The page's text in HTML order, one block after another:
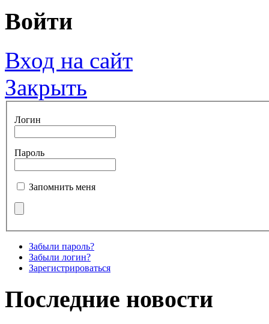
Войти
Вход на сайт
Закрыть
Логин
Пароль
Запомнить меня
Забыли пароль?
Забыли логин?
Зарегистрироваться
Последние новости